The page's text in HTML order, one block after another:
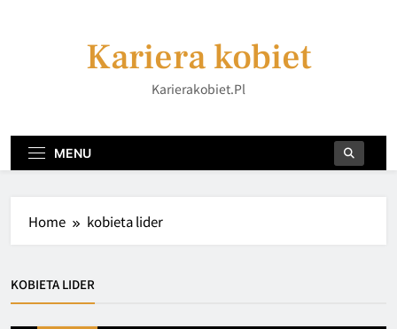
Kariera kobiet
Karierakobiet.pl
MENU
Home kobieta lider
KOBIETA LIDER